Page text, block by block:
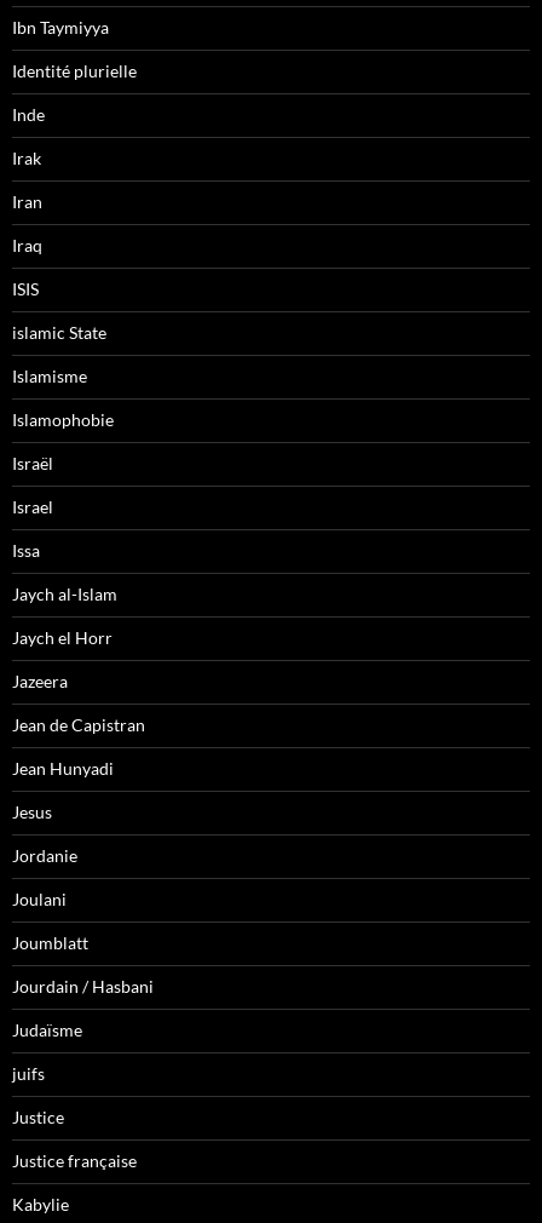
Ibn Taymiyya
Identité plurielle
Inde
Irak
Iran
Iraq
ISIS
islamic State
Islamisme
Islamophobie
Israël
Israel
Issa
Jaych al-Islam
Jaych el Horr
Jazeera
Jean de Capistran
Jean Hunyadi
Jesus
Jordanie
Joulani
Joumblatt
Jourdain / Hasbani
Judaïsme
juifs
Justice
Justice française
Kabylie